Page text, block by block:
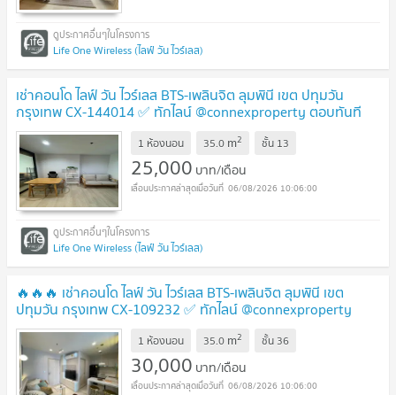
Life One Wireless (ไลฟ์ วัน ไวร์เลส)
เช่าคอนโด ไลฟ์ วัน ไวร์เลส BTS-เพลินจิต ลุมพินี เขต ปทุมวัน
กรุงเทพ CX-144014 ✅ ทักไลน์ @connexproperty ตอบทันที
ทีมงานมืออาชีพ ✅
1 ห้องนอน 35.0 m2 ชั้น 13
25,000 บาท/เดือน
06/08/2026 10:06:00
Life One Wireless (ไลฟ์ วัน ไวร์เลส)
🔥🔥🔥 เช่าคอนโด ไลฟ์ วัน ไวร์เลส BTS-เพลินจิต ลุมพินี เขต
ปทุมวัน กรุงเทพ CX-109232 ✅ ทักไลน์ @connexproperty
ตอบทันที ทีมงานมืออาชีพ ✅ 🔥🔥🔥
1 ห้องนอน 35.0 m2 ชั้น 36
30,000 บาท/เดือน
06/08/2026 10:06:00